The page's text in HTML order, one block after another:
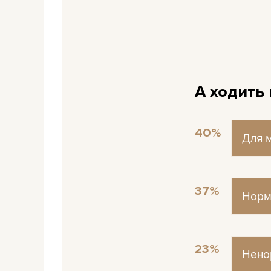
А
40% Для
Для
37%
23%